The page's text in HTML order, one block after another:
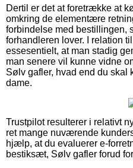
Dertil er det at foretrække at
omkring de elementære
forbindelse med bestillingen,
forhandleren lover. I relation
essesentielt, at man stadig
man senere vil kunne vidne
Sølv gafler, hvad end du skal
dame.
Trustpilot resulterer i relativt
ret mange nuværende
hjælp, at du evaluerer e-
bestiksæt, Sølv gafler forud